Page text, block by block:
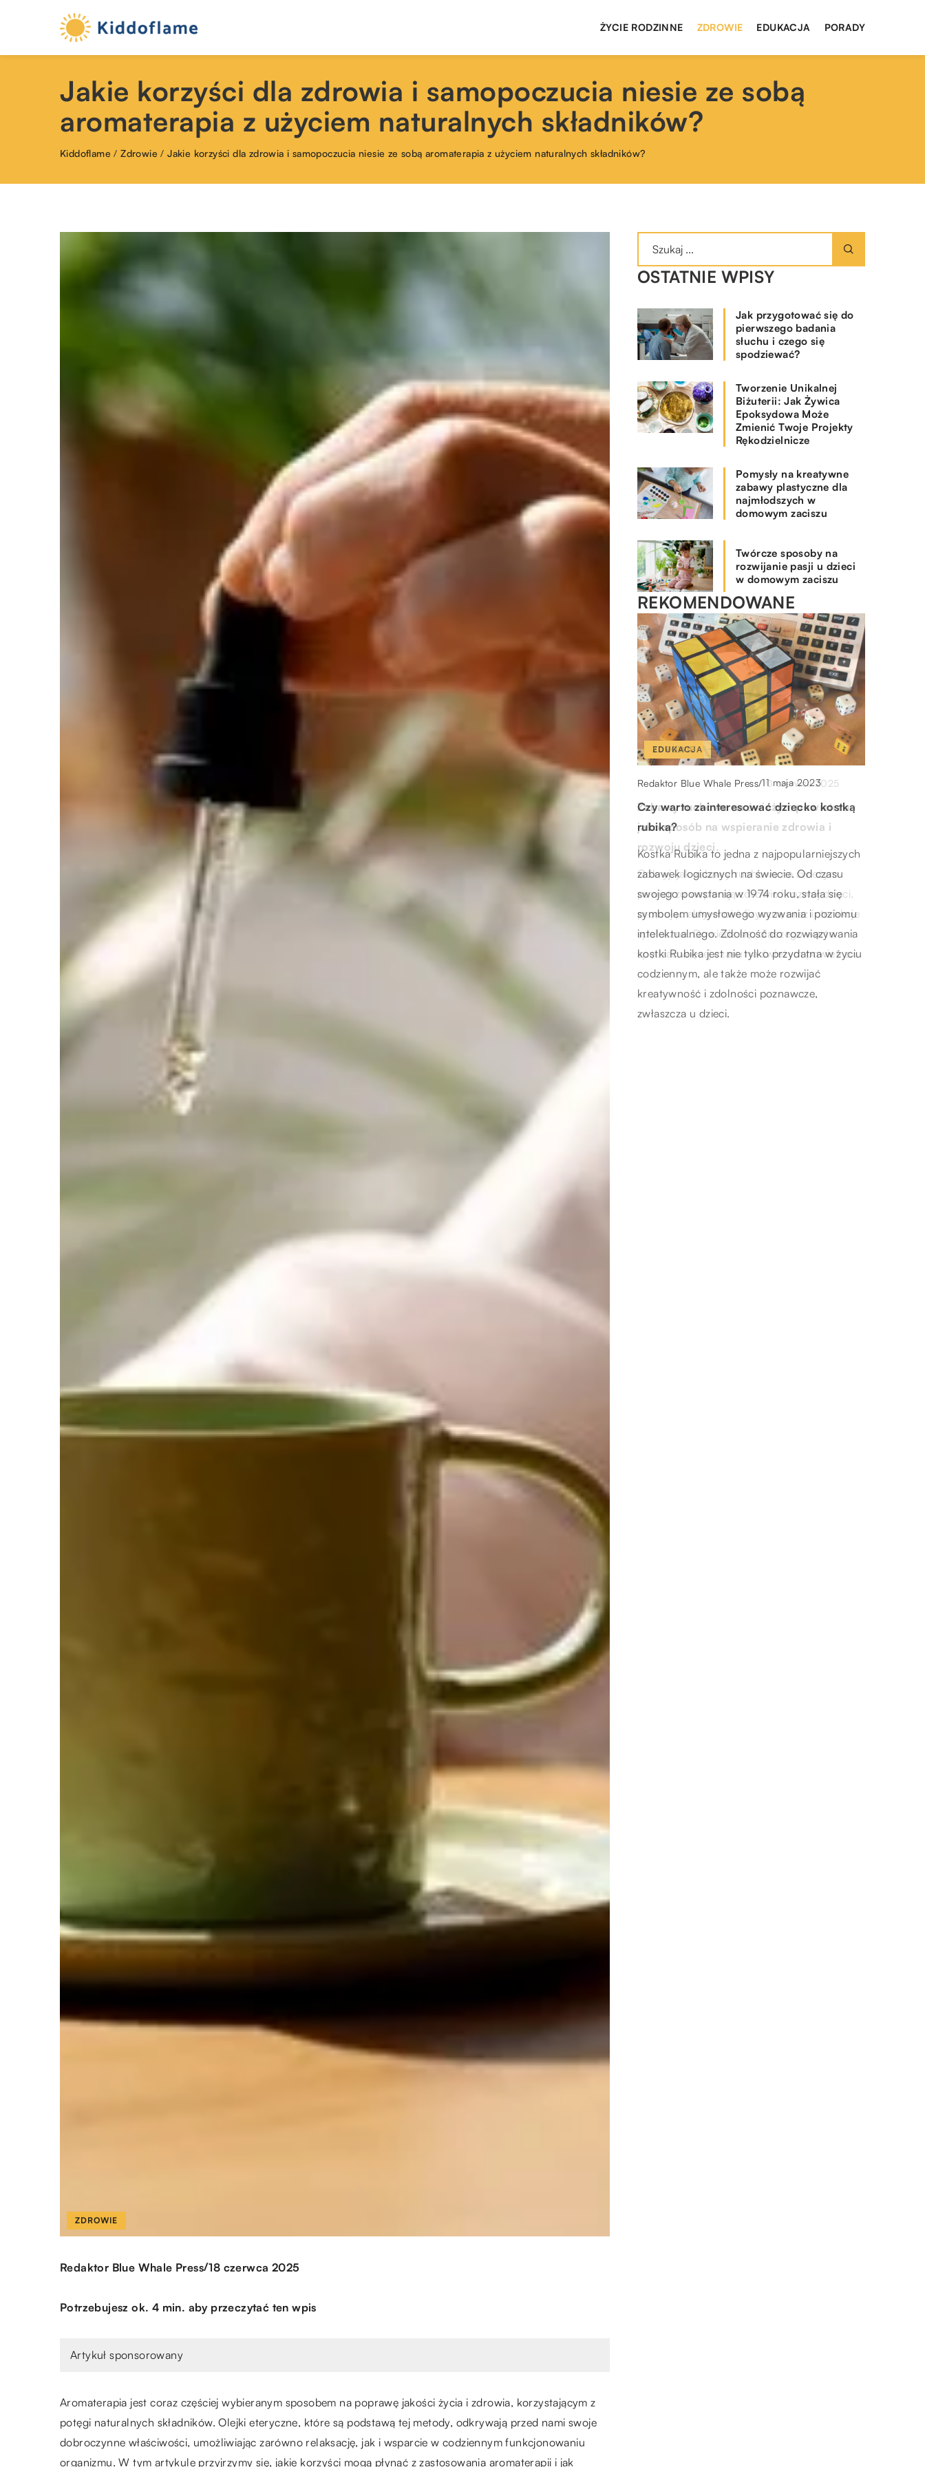
ŻYCIE RODZINNE ZDROWIE EDUKACJA PORADY
Jakie korzyści dla zdrowia i samopoczucia niesie ze sobą
aromaterapia z użyciem naturalnych składników?
Kiddoflame /Zdrowie /Jakie korzyści dla zdrowia i samopoczucia niesie ze sobą aromaterapia z użyciem naturalnych składników?
ZDROWIE
Redaktor Blue Whale Press/18 czerwca 2025
Potrzebujesz ok. 4 min. aby przeczytać ten wpis
Artykuł sponsorowany
Aromaterapia jest coraz częściej wybieranym sposobem na poprawę jakości życia i zdrowia, korzystającym z
potęgi naturalnych składników. Olejki eteryczne, które są podstawą tej metody, odkrywają przed nami swoje
dobroczynne właściwości, umożliwiając zarówno relaksację, jak i wsparcie w codziennym funkcjonowaniu
organizmu. W tym artykule przyjrzymy się, jakie korzyści mogą płynąć z zastosowania aromaterapii i jak
OSTATNIE WPISY
Jak przygotować się do
pierwszego badania
słuchu i czego się
spodziewać?
Tworzenie Unikalnej
Biżuterii: Jak Żywica
Epoksydowa Może
Zmienić Twoje Projekty
Rękodzielnicze
Pomysły na kreatywne
zabawy plastyczne dla
najmłodszych w
domowym zaciszu
Twórcze sposoby na
rozwijanie pasji u dzieci
w domowym zaciszu
REKOMENDOWANE
ŻYCIE RODZINNE
Redaktor Blue Whale Press/19 października 2025
Jakie atrakcje czekają na narciarzy poza
stokami w Dolomitach?
Odkryj, co jeszcze oferują Dolomity dla
narciarzy poza doskonałymi stokami. Od
relaksujących spacerów po urokliwych
miasteczkach, przez kulinarne odkrycia, po
zimowe przygody w wyjątkowym górskim
krajobrazie.
EDUKACJA
Redaktor Blue Whale Press/11 maja 2023
Czy warto zainteresować dziecko kostką
rubika?
Kostka Rubika to jedna z najpopularniejszych
zabawek logicznych na świecie. Od czasu
swojego powstania w 1974 roku, stała się
symbolem umysłowego wyzwania i poziomu
intelektualnego. Zdolność do rozwiązywania
kostki Rubika jest nie tylko przydatna w życiu
codziennym, ale także może rozwijać
kreatywność i zdolności poznawcze,
zwłaszcza u dzieci.
ZDROWIE
Redaktor Blue Whale Press/10 czerwca 2025
Zabawy ruchowe na świeżym powietrzu
jako sposób na wspieranie zdrowia i
rozwoju dzieci.
Odkryj, jak zabawy ruchowe na świeżym
powietrzu wspierają zdrowie i rozwój dzieci,
promując aktywność fizyczną oraz interakcje
społeczne. Dowiedz się, dlaczego warto
spędzać więcej czasu na świeżym powietrzu.